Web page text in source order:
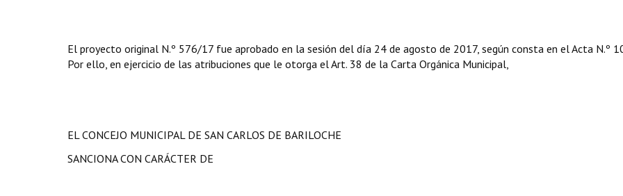
El proyecto original N.º 576/17 fue aprobado en la sesión del día 24 de agosto de 2017, según consta en el Acta N.º
Por ello, en ejercicio de las atribuciones que le otorga el Art. 38 de la Carta Orgánica Municipal,
EL CONCEJO MUNICIPAL DE SAN CARLOS DE BARILOCHE
SANCIONA CON CARÁCTER DE